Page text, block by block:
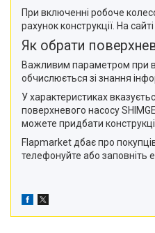
При включенні робоче
рахунок конструкції. На
Як обрати
Важливим параметром при
обчислюється зі знання
У характеристиках
поверхневого насосу
можете придбати
Flapmarket дбає про
телефонуйте або